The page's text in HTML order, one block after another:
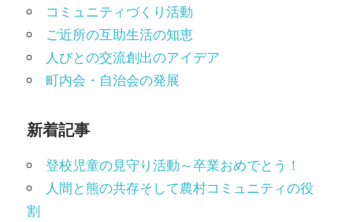
コミュニティづくり活動
ご近所の互助生活の知恵
人びとの交流創出のアイデア
町内会・自治会の発展
新着記事
登校児童の見守り活動～卒業おめでとう！
人間と熊の共存そして農村コミュニティの役
割